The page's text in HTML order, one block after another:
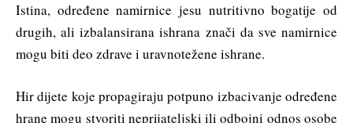
Istina, određene namirnice jesu nutritivno bogatije od
drugih, ali izbalansirana ishrana znači da sve namirnice
mogu biti deo zdrave i uravnotežene ishrane.
Hir dijete koje propagiraju potpuno izbacivanje određene
hrane mogu stvoriti neprijateljski ili odbojni odnos osobe